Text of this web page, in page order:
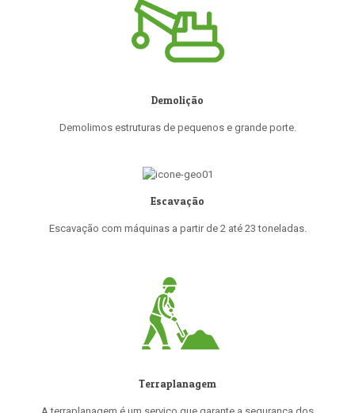
Demolição
Demolimos estruturas de pequenos e grande porte.
Escavação
Escavação com máquinas a partir de 2 até 23 toneladas.
Terraplanagem